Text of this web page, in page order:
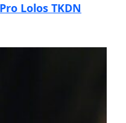
Lolos TKDN